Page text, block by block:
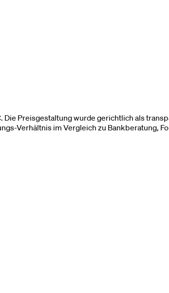
Preisgestaltung wurde gerichtlich als
Verhältnis im Vergleich zu Bankberatung,